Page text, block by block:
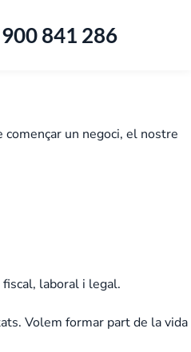
900 841 286
un negoci, el nostre
laboral i legal.
Volem formar part de la vida